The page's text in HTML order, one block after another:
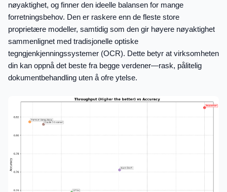
nøyaktighet, og finner den ideelle balansen for mange
forretningsbehov. Den er raskere enn de fleste store
proprietære modeller, samtidig som den gir høyere nøyaktighet
sammenlignet med tradisjonelle optiske
tegngjenkjenningssystemer (OCR). Dette betyr at virksomheten
din kan oppnå det beste fra begge verdener—rask, pålitelig
dokumentbehandling uten å ofre ytelse.